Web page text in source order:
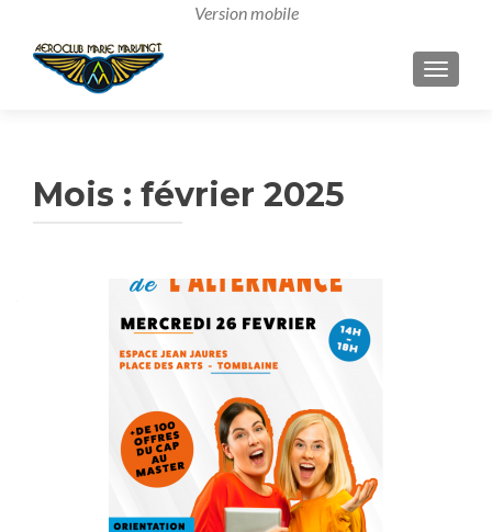
Mois : février 2025